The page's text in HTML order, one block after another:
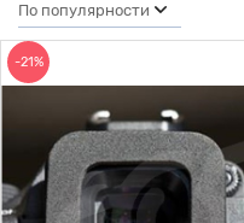
По популярности
-21%